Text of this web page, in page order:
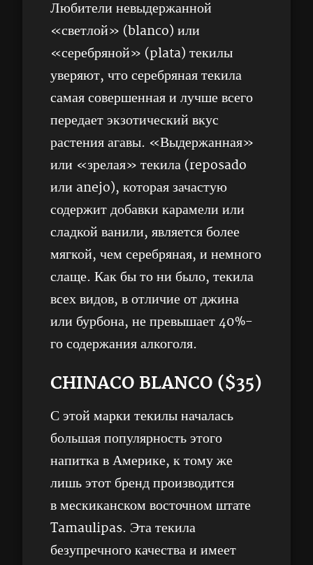
Любители невыдержанной
«светлой» (blanco) или
«серебряной» (plata) текилы
уверяют, что серебряная текила
самая совершенная и лучше всего
передает экзотический вкус
растения агавы. «Выдержанная»
или «зрелая» текила (reposado
или anejo), которая зачастую
содержит добавки карамели или
сладкой ванили, является более
мягкой, чем серебряная, и немного
слаще. Как бы то ни было, текила
всех видов, в отличие от джина
или бурбона, не превышает 40%-
го содержания алкоголя.
CHINACO BLANCO ($35)
С этой марки текилы началась
большая популярность этого
напитка в Америке, к тому же
лишь этот бренд производится
в мескиканском восточном штате
Tamaulipas. Эта текила
безупречного качества и имеет